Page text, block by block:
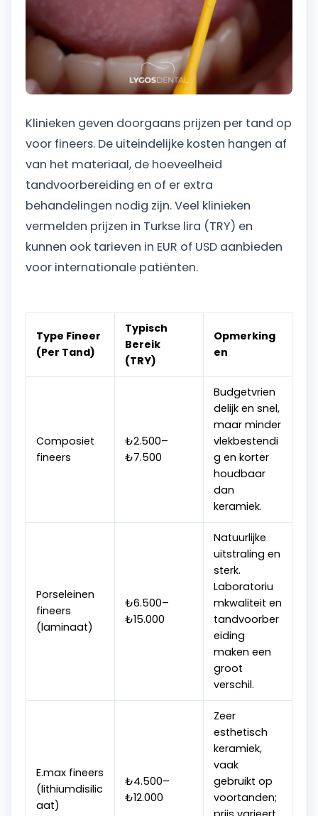
Klinieken geven doorgaans prijzen per tand op
voor fineers. De uiteindelijke kosten hangen af
van het materiaal, de hoeveelheid
tandvoorbereiding en of er extra
behandelingen nodig zijn. Veel klinieken
vermelden prijzen in Turkse lira (TRY) en
kunnen ook tarieven in EUR of USD aanbieden
voor internationale patiënten.
Type Fineer
(Per Tand)
Typisch
Bereik
(TRY)
Opmerking
en
Composiet
fineers
₺2.500–
₺7.500
Budgetvrien
delijk en snel,
maar minder
vlekbestendi
g en korter
houdbaar
dan
keramiek.
Porseleinen
fineers
(laminaat)
₺6.500–
₺15.000
Natuurlijke
uitstraling en
sterk.
Laboratoriu
mkwaliteit en
tandvoorber
eiding
maken een
groot
verschil.
E.max fineers
(lithiumdisilic
aat)
₺4.500–
₺12.000
Zeer
esthetisch
keramiek,
vaak
gebruikt op
voortanden;